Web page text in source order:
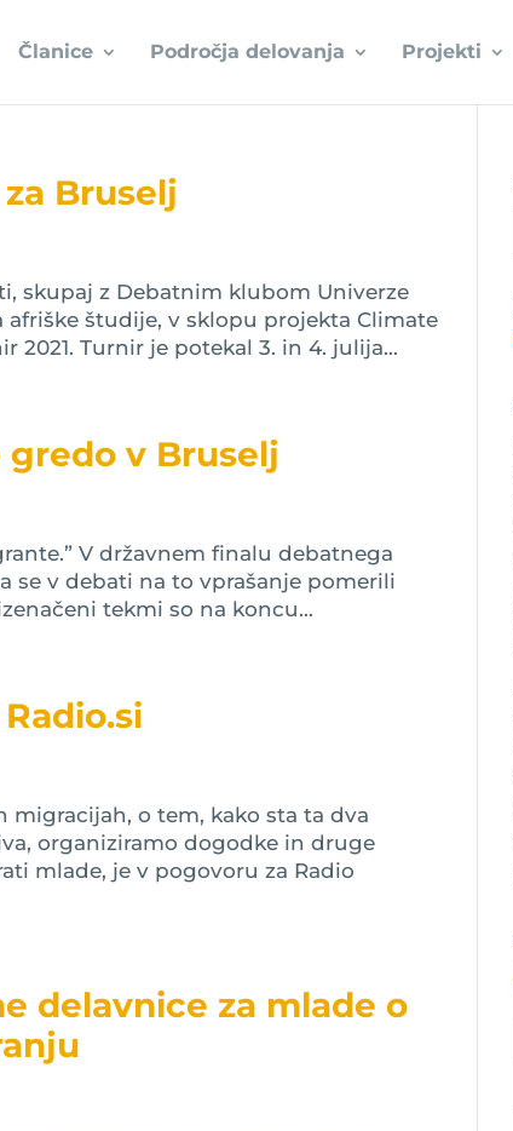
Članice Področja delovanja Projekti
Bruselj
skupaj z Debatnim klubom Univerze
študije, v sklopu projekta Climate
Turnir je potekal 3. in 4. julija...
v Bruselj
V državnem finalu debatnega
se v debati na to vprašanje pomerili
tekmi so na koncu...
o tem, kako sta ta dva
organiziramo dogodke in druge
mlade, je v pogovoru za Radio
delavnice za mlade o